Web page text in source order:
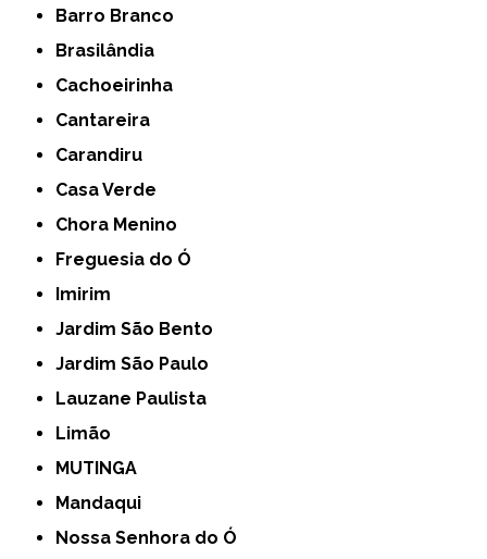
Barro Branco
Brasilândia
Cachoeirinha
Cantareira
Carandiru
Casa Verde
Chora Menino
Freguesia do Ó
Imirim
Jardim São Bento
Jardim São Paulo
Lauzane Paulista
Limão
MUTINGA
Mandaqui
Nossa Senhora do Ó